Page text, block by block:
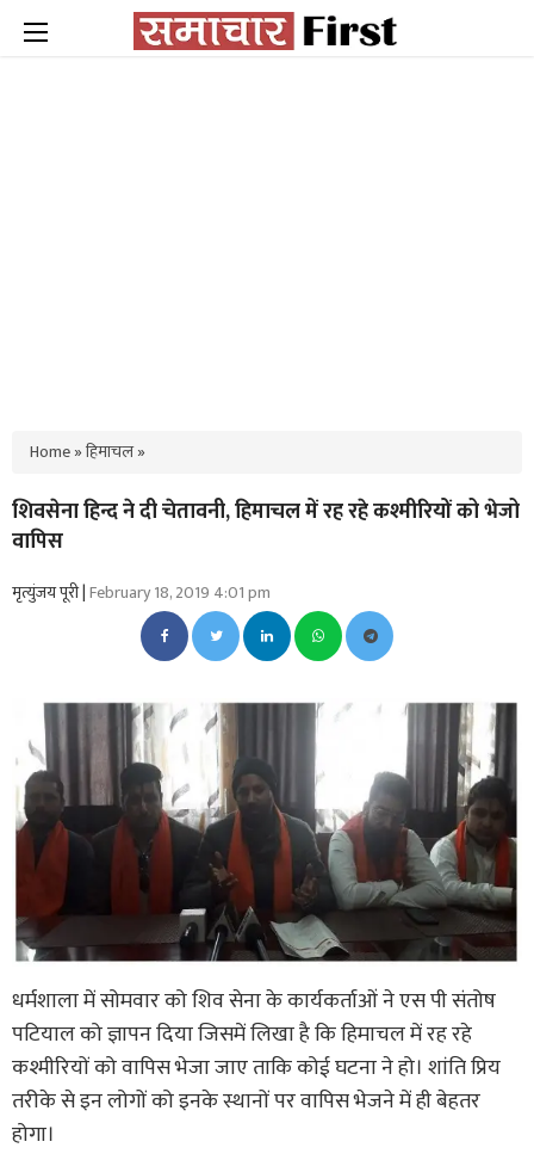
Home»हिमाचल»
शिवसेना हिन्द ने दी चेतावनी, हिमाचल में रह रहे कश्मीरियों को भेजो
वापिस
मृत्युंजय पूरी |February 18, 2019 4:01 pm
धर्मशाला में सोमवार को शिव सेना के कार्यकर्ताओं ने एस पी संतोष
पटियाल को ज्ञापन दिया जिसमें लिखा है कि हिमाचल में रह रहे
कश्मीरियों को वापिस भेजा जाए ताकि कोई घटना ने हो। शांति प्रिय
तरीके से इन लोगों को इनके स्थानों पर वापिस भेजने में ही बेहतर
होगा।